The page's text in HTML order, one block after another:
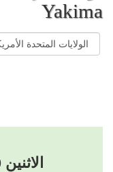
Yakima
الاثنين 10 أوت 2026 ميلادي